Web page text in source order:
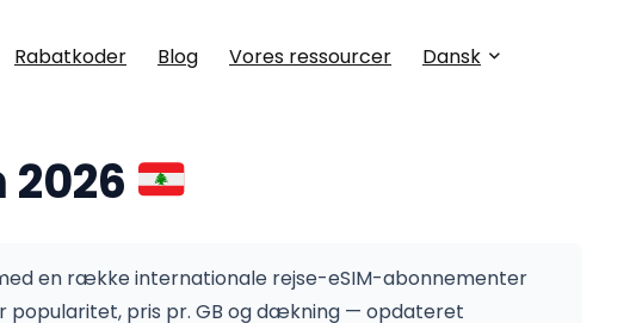
Rabatkoder Blog Vores ressourcer Dansk
en række internationale rejse-eSIM-abonnementer
popularitet, pris pr. GB og dækning — opdateret